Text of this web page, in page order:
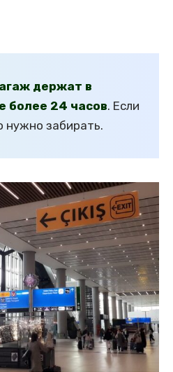
держат в
более 24 часов. Если
нужно забирать.